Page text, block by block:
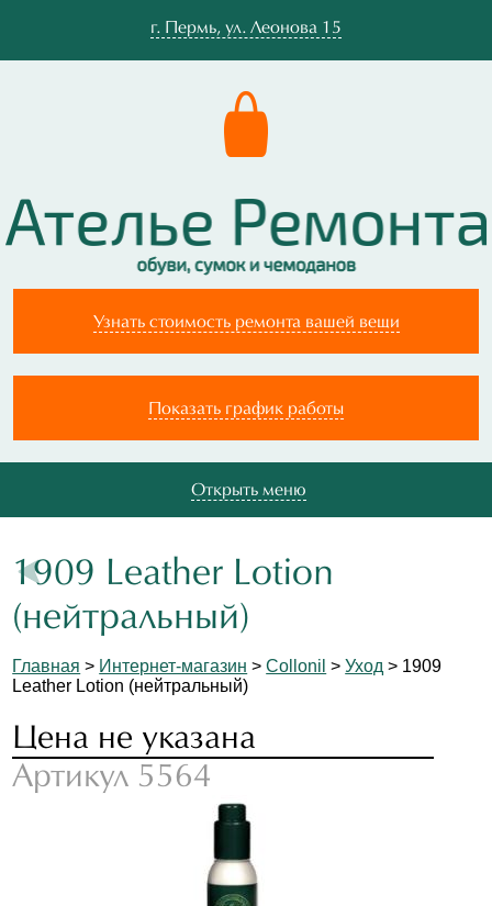
г. Пермь, ул. Леонова 15
Узнать стоимость ремонта вашей вещи
Показать график работы
Открыть меню
1909 Leather Lotion
(нейтральный)
Главная > Интернет-магазин >Collonil >Уход > 1909
Leather Lotion (нейтральный)
Цена не указана
Артикул 5564